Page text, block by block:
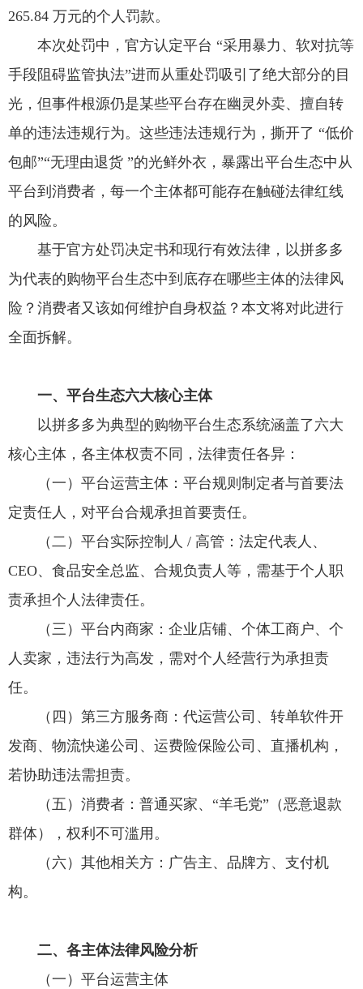
265.84 万元的个人罚款。
本次处罚中，官方认定平台 “采用暴力、软对抗等
手段阻碍监管执法”进而从重处罚吸引了绝大部分的目
光，但事件根源仍是某些平台存在幽灵外卖、擅自转
单的违法违规行为。这些违法违规行为，撕开了 “低价
包邮”“无理由退货 ”的光鲜外衣，暴露出平台生态中从
平台到消费者，每一个主体都可能存在触碰法律红线
的风险。
基于官方处罚决定书和现行有效法律，以拼多多
为代表的购物平台生态中到底存在哪些主体的法律风
险？消费者又该如何维护自身权益？本文将对此进行
全面拆解。
一、平台生态六大核心主体
以拼多多为典型的购物平台生态系统涵盖了六大
核心主体，各主体权责不同，法律责任各异：
（一）平台运营主体：平台规则制定者与首要法
定责任人，对平台合规承担首要责任。
（二）平台实际控制人 / 高管：法定代表人、
CEO、食品安全总监、合规负责人等，需基于个人职
责承担个人法律责任。
（三）平台内商家：企业店铺、个体工商户、个
人卖家，违法行为高发，需对个人经营行为承担责
任。
（四）第三方服务商：代运营公司、转单软件开
发商、物流快递公司、运费险保险公司、直播机构，
若协助违法需担责。
（五）消费者：普通买家、“羊毛党”（恶意退款
群体），权利不可滥用。
（六）其他相关方：广告主、品牌方、支付机
构。
二、各主体法律风险分析
（一）平台运营主体